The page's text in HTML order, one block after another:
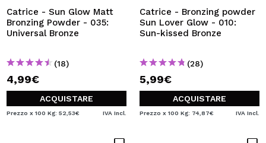
acquisti velocemente, controllare lo stato dei tuoi ordini e
consultare le tue operazioni precedenti.
CREARE UN ACCOUNT
Catrice - Sun Glow Matt
Bronzing Powder - 035:
Universal Bronze
(18)
4,99€
ACQUISTARE
Prezzo x 100 Kg: 52,53€ IVA Incl.
Catrice - Bronzing powder
Sun Lover Glow - 010:
Sun-kissed Bronze
(28)
5,99€
ACQUISTARE
Prezzo x 100 Kg: 74,87€ IVA Incl.